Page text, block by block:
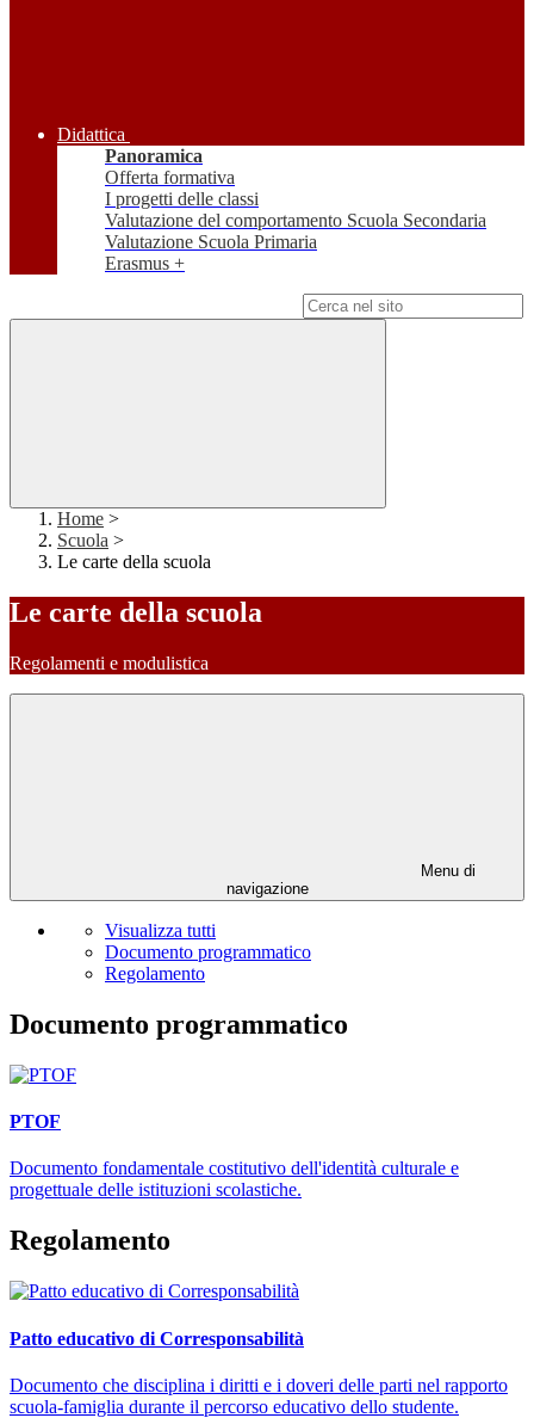
Didattica
Panoramica
Offerta formativa
I progetti delle classi
Valutazione del comportamento Scuola Secondaria
Valutazione Scuola Primaria
Erasmus +
Home >
Scuola >
Le carte della scuola
Le carte della scuola
Regolamenti e modulistica
Menu di
navigazione
Visualizza tutti
Documento programmatico
Regolamento
Documento programmatico
PTOF
Documento fondamentale costitutivo dell'identità culturale e
progettuale delle istituzioni scolastiche.
Regolamento
Patto educativo di Corresponsabilità
Documento che disciplina i diritti e i doveri delle parti nel rapporto
scuola-famiglia durante il percorso educativo dello studente.